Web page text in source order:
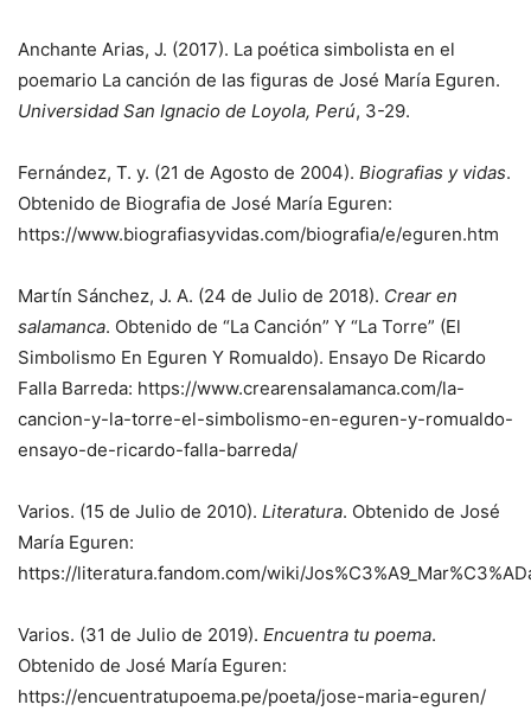
Anchante Arias, J. (2017). La poética simbolista en el
poemario La canción de las figuras de José María Eguren.
Universidad San Ignacio de Loyola, Perú, 3-29.
Fernández, T. y. (21 de Agosto de 2004). Biografias y vidas.
Obtenido de Biografia de José María Eguren:
https://www.biografiasyvidas.com/biografia/e/eguren.htm
Martín Sánchez, J. A. (24 de Julio de 2018). Crear en
salamanca. Obtenido de “La Canción” Y “La Torre” (El
Simbolismo En Eguren Y Romualdo). Ensayo De Ricardo
Falla Barreda: https://www.crearensalamanca.com/la-
cancion-y-la-torre-el-simbolismo-en-eguren-y-romualdo-
ensayo-de-ricardo-falla-barreda/
Varios. (15 de Julio de 2010). Literatura. Obtenido de José
María Eguren:
https://literatura.fandom.com/wiki/
Varios. (31 de Julio de 2019). Encuentra tu poema.
Obtenido de José María Eguren:
https://encuentratupoema.pe/poeta/jose-maria-eguren/